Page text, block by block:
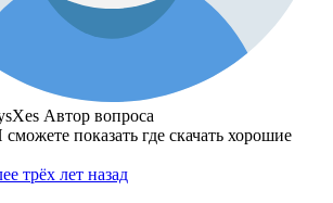
Автор вопроса
сможете показать где скачать хорошие
трёх лет назад